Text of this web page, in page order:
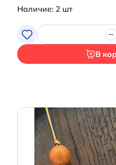
Наличие: 2 шт
В